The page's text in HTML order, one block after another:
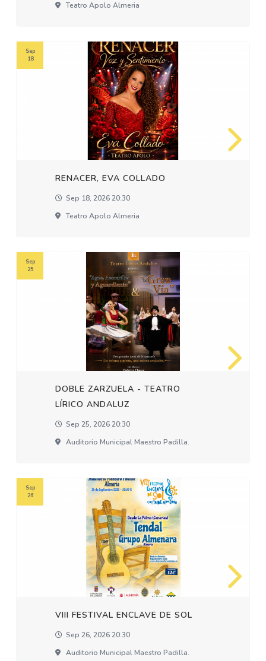
Teatro Apolo Almeria
RENACER, EVA COLLADO
Sep 18, 2026 20:30
Teatro Apolo Almeria
Sep
18
DOBLE ZARZUELA - TEATRO
LÍRICO ANDALUZ
Sep 25, 2026 20:30
Auditorio Municipal Maestro Padilla.
Sep
25
VIII FESTIVAL ENCLAVE DE SOL
Sep 26, 2026 20:30
Auditorio Municipal Maestro Padilla.
Sep
26